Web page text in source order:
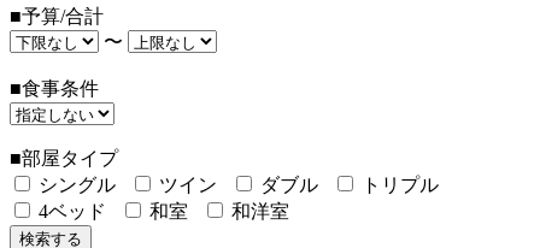
■予算/合計
〜
■食事条件
■部屋タイプ
シングル
ツイン ダブル
トリプル
4ベッド
和室 和洋室